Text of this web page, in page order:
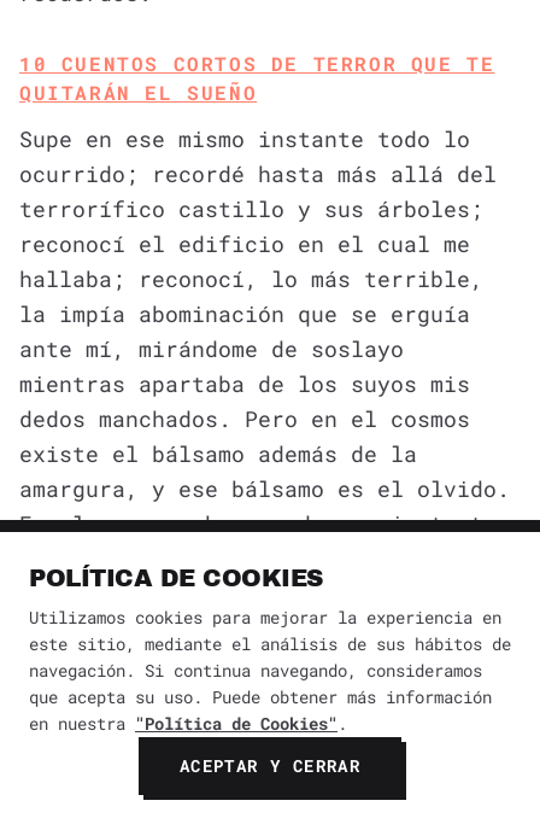
10 CUENTOS CORTOS DE TERROR QUE TE
QUITARÁN EL SUEÑO
Supe en ese mismo instante todo lo
ocurrido; recordé hasta más allá del
terrorífico castillo y sus árboles;
reconocí el edificio en el cual me
hallaba; reconocí, lo más terrible,
la impía abominación que se erguía
ante mí, mirándome de soslayo
mientras apartaba de los suyos mis
dedos manchados. Pero en el cosmos
existe el bálsamo además de la
amargura, y ese bálsamo es el olvido.
En el supremo horror de ese instante
olvidé lo que me había espantado y el
estallido del recuerdo se desvaneció
en un caos de reiteradas imágenes.
Como entre sueños, salí de aquel
edificio fantasmal y execrado y eché
a correr rauda y silenciosamente a la
luz de la luna.
POLÍTICA DE COOKIES
Utilizamos cookies para mejorar la experiencia en
este sitio, mediante el análisis de sus hábitos de
navegación. Si continua navegando, consideramos
que acepta su uso. Puede obtener más información
en nuestra "Política de Cookies" .
ACEPTAR Y CERRAR